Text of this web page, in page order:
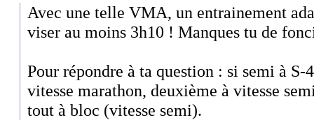
Avec une telle VMA, un entrainement
viser au moins 3h10 ! Manques tu de
Pour répondre à ta question : si semi à
vitesse marathon, deuxième à vitesse
tout à bloc (vitesse semi).